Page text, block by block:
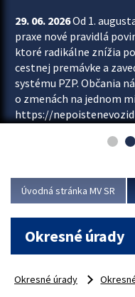
29. 06. 2026Od 1.
praxe nové pravidlá
ktoré radikálne znížia
cestnej premávke a
systému PZP. Občania
o zmenách na jednom
https://
asociácie poisťovní
Viac
Úvodná stránka MV SR
Okresné úrady
Okresné úrady